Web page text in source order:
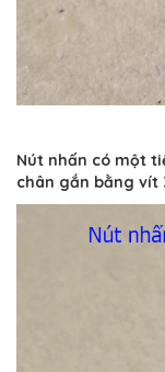
Nút nhấn có một
chân gắn bằng vít